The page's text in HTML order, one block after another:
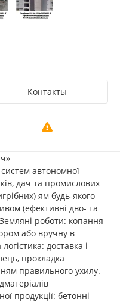
Контакты
автономної
дач та промислових
ям будь-якого
(ефективні дво- та
роботи: копання
або вручну в
доставка і
прокладка
правильного ухилу.
продукції: бетонні